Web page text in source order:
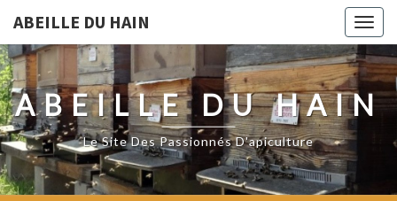
ABEILLE DU HAIN
ABEILLE DU HAIN
Le Site Des Passionnés D'apiculture